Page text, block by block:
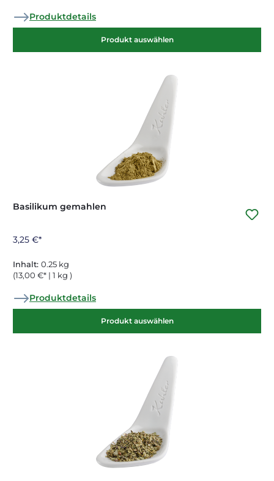
Produktdetails
Produkt auswählen
Basilikum gemahlen
3,25 €*
Inhalt: 0.25 kg
(13,00 €* | 1 kg )
Produktdetails
Produkt auswählen